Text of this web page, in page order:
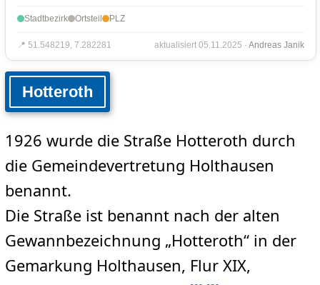
Stadtbezirk Ortsteil PLZ
📍 51.548219, 7.282281 aktualisiert 05.11.2025 ·Andreas Janik
Hotteroth
1926 wurde die Straße Hotteroth durch
die Gemeindevertretung Holthausen
benannt.
Die Straße ist benannt nach der alten
Gewannbezeichnung „Hotteroth“ in der
Gemarkung Holthausen, Flur XIX,